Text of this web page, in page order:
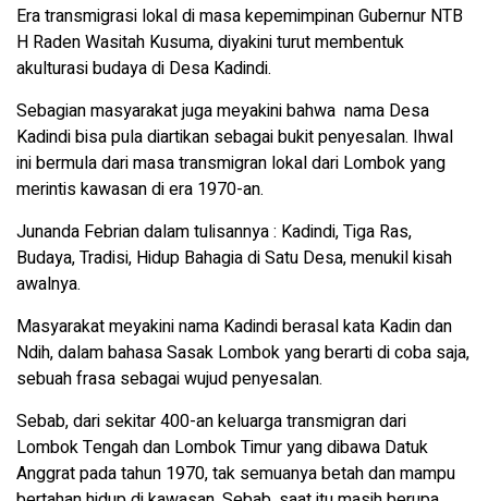
Era transmigrasi lokal di masa kepemimpinan Gubernur NTB
H Raden Wasitah Kusuma, diyakini turut membentuk
akulturasi budaya di Desa Kadindi.
Sebagian masyarakat juga meyakini bahwa nama Desa
Kadindi bisa pula diartikan sebagai bukit penyesalan. Ihwal
ini bermula dari masa transmigran lokal dari Lombok yang
merintis kawasan di era 1970-an.
Junanda Febrian dalam tulisannya : Kadindi, Tiga Ras,
Budaya, Tradisi, Hidup Bahagia di Satu Desa, menukil kisah
awalnya.
Masyarakat meyakini nama Kadindi berasal kata Kadin dan
Ndih, dalam bahasa Sasak Lombok yang berarti di coba saja,
sebuah frasa sebagai wujud penyesalan.
Sebab, dari sekitar 400-an keluarga transmigran dari
Lombok Tengah dan Lombok Timur yang dibawa Datuk
Anggrat pada tahun 1970, tak semuanya betah dan mampu